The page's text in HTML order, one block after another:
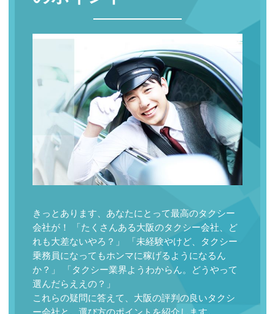
きっとあります、あなたにとって最高のタクシー
会社が！ 「たくさんある大阪のタクシー会社、ど
れも大差ないやろ？」 「未経験やけど、タクシー
乗務員になってもホンマに稼げるようになるん
か？」 「タクシー業界ようわからん。どうやって
選んだらええの？」
これらの疑問に答えて、大阪の評判の良いタクシ